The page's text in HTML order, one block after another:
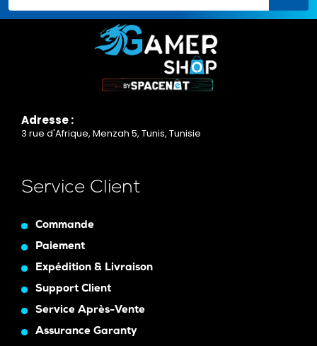
Adresse :
3 rue d'Afrique, Menzah 5, Tunis, Tunisie
Service Client
Commande
Paiement
Expédition & Livraison
Support Client
Service Après-Vente
Assurance Garanty